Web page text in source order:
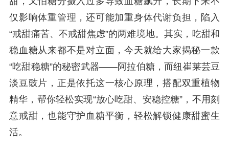
仅影响体重管理，还可能加重身体代谢负担，陷入
“戒甜痛苦、不戒甜焦虑”的两难境地。其实，吃甜和
稳血糖从来都不是对立面，今天就给大家揭秘一款
“吃甜稳糖”的秘密武器——阿拉伯糖，而纽崔莱芸豆
淡豆豉片，正是依托这一核心原理，搭配双重植物
精华，帮你轻松实现“放心吃甜、安稳控糖”，不用刻
意戒甜，也能守护血糖平衡，轻松解锁健康甜蜜生
活。